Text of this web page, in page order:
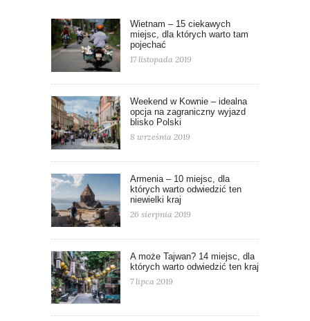
Wietnam – 15 ciekawych
miejsc, dla których warto tam
pojechać
17 listopada 2019
Weekend w Kownie – idealna
opcja na zagraniczny wyjazd
blisko Polski
8 września 2019
Armenia – 10 miejsc, dla
których warto odwiedzić ten
niewielki kraj
26 sierpnia 2019
A może Tajwan? 14 miejsc, dla
których warto odwiedzić ten kraj
7 lipca 2019